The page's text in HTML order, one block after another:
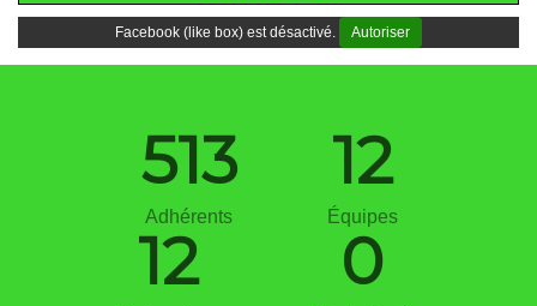
Facebook (like box) est désactivé. Autoriser
513
Adhérents
12
Équipes
12 0